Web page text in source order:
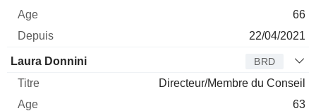
66
22/04/2021
Laura Donnini BRD
Directeur/Membre du Conseil
63